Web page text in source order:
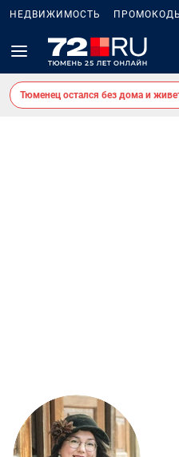
НЕДВИЖИМОСТЬ ПРОМОКОДЫ
Тюменец остался без дома и